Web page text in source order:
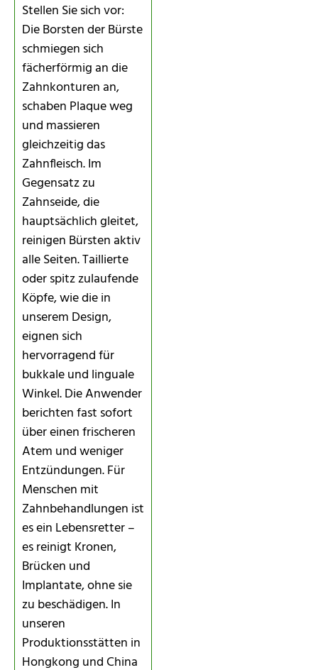
Stellen Sie sich vor:
Die Borsten der Bürste
schmiegen sich
fächerförmig an die
Zahnkonturen an,
schaben Plaque weg
und massieren
gleichzeitig das
Zahnfleisch. Im
Gegensatz zu
Zahnseide, die
hauptsächlich gleitet,
reinigen Bürsten aktiv
alle Seiten. Taillierte
oder spitz zulaufende
Köpfe, wie die in
unserem Design,
eignen sich
hervorragend für
bukkale und linguale
Winkel. Die Anwender
berichten fast sofort
über einen frischeren
Atem und weniger
Entzündungen. Für
Menschen mit
Zahnbehandlungen ist
es ein Lebensretter –
es reinigt Kronen,
Brücken und
Implantate, ohne sie
zu beschädigen. In
unseren
Produktionsstätten in
Hongkong und China